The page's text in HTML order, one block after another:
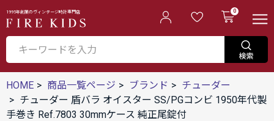
1995年創業のヴィンテージ時計専門店 0
HOME 商品一覧ページ ブランド
チューダー
チューダー 盾バラ オイスター SS/PGコンビ 1950年代製
手巻き Ref.7803 30mmケース 純正尾錠付